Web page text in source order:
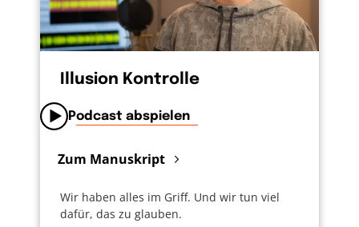
Illusion Kontrolle
Podcast abspielen
Zum Manuskript
Wir haben alles im Griff. Und wir tun viel
dafür, das zu glauben.